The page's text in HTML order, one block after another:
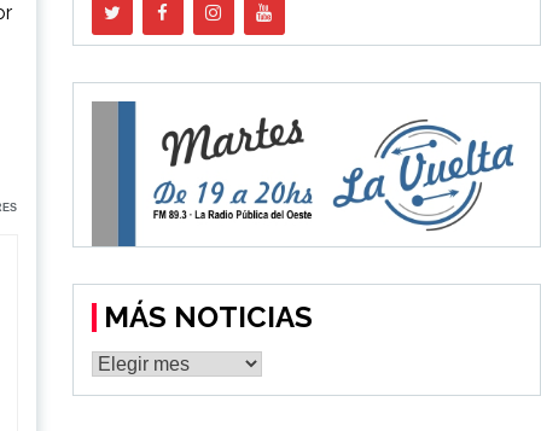
MÁS NOTICIAS
MÁS
NOTICIAS